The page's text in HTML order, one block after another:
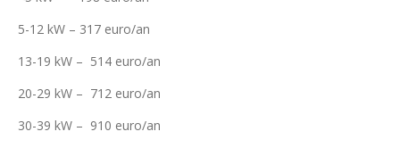
5-12 kW – 317 euro/an
13-19 kW – 514 euro/an
20-29 kW – 712 euro/an
30-39 kW – 910 euro/an